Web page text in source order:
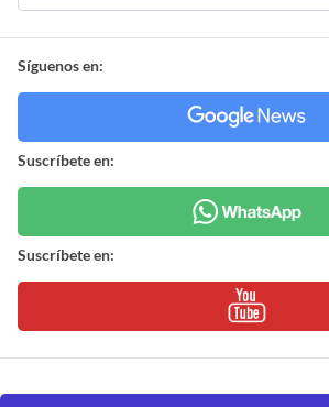
Síguenos en:
Suscríbete en:
Suscríbete en: